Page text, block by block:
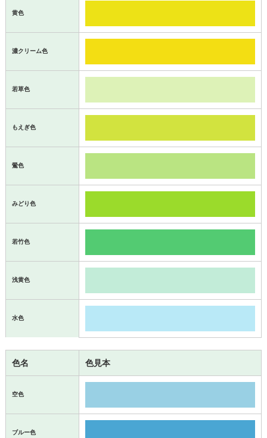
黄色
濃クリーム色
若草色
もえぎ色
鶯色
みどり色
若竹色
浅黄色
水色
色名 色見本
空色
ブルー色